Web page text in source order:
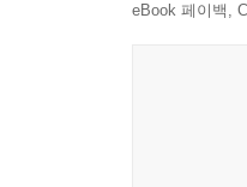
eBook 페이백,